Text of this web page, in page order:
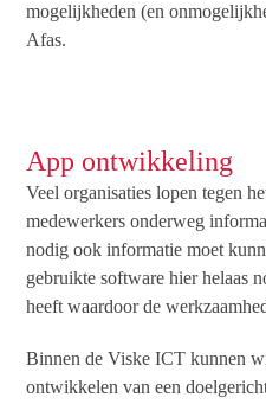
mogelijkheden (en
Afas.
App ontwikkeling
Veel organisaties lopen tegen
medewerkers onderweg
nodig ook informatie moet
gebruikte software hier helaas
heeft waardoor de
Binnen de Viske ICT kunnen
ontwikkelen van een